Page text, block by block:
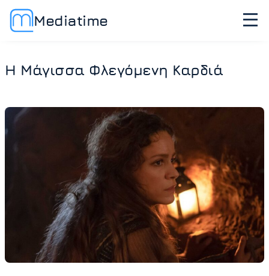
Mediatime
Η Μάγισσα Φλεγόμενη Καρδιά